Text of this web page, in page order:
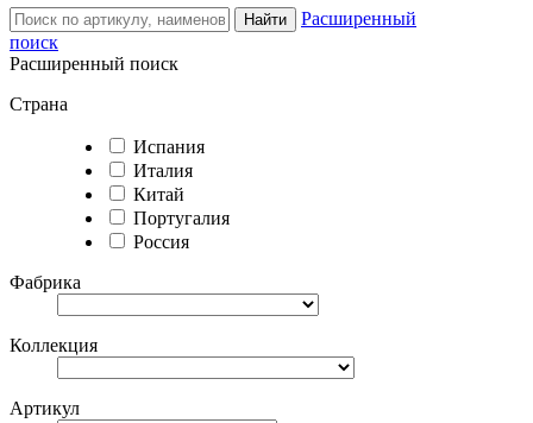
Найти
Расширенный
поиск
Расширенный поиск
Страна
Испания
Италия
Китай
Португалия
Россия
Фабрика
Коллекция
Артикул